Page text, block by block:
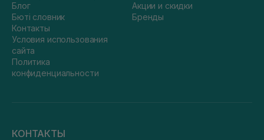
Блог
Бюті словник
Контакты
Условия использования
сайта
Политика
конфиденциальности
Акции и скидки
Бренды
КОНТАКТЫ